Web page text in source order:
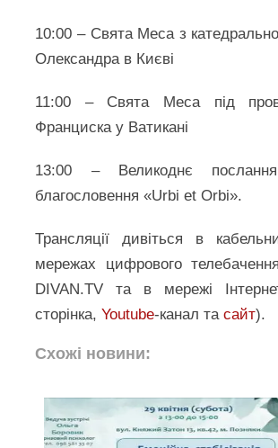
10:00 – Свята Меса з
Олександра в Києві
11:00 – Свята Меса під
Франциска у Ватикані
13:00 – Великоднє
благословення «Urbi et Orbi».
Трансляції дивіться в
мережах цифрового
DIVAN.TV та в мережі
сторінка,Youtube-канал тасайт).
Схожі новини: